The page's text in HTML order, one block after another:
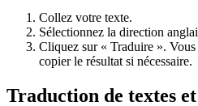
Collez votre texte.
Sélectionnez la direction
Cliquez sur « Traduire ».
copier le résultat si nécessaire.
Traduction de textes